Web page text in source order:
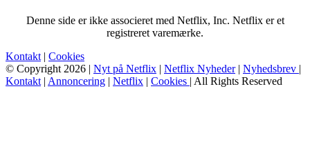
Denne side er ikke associeret med Netflix, Inc. Netflix er et
registreret varemærke.
Kontakt | Cookies
© Copyright 2026 | Nyt på Netflix | Netflix Nyheder| Nyhedsbrev |
Kontakt | Annoncering | Netflix | Cookies | All Rights Reserved